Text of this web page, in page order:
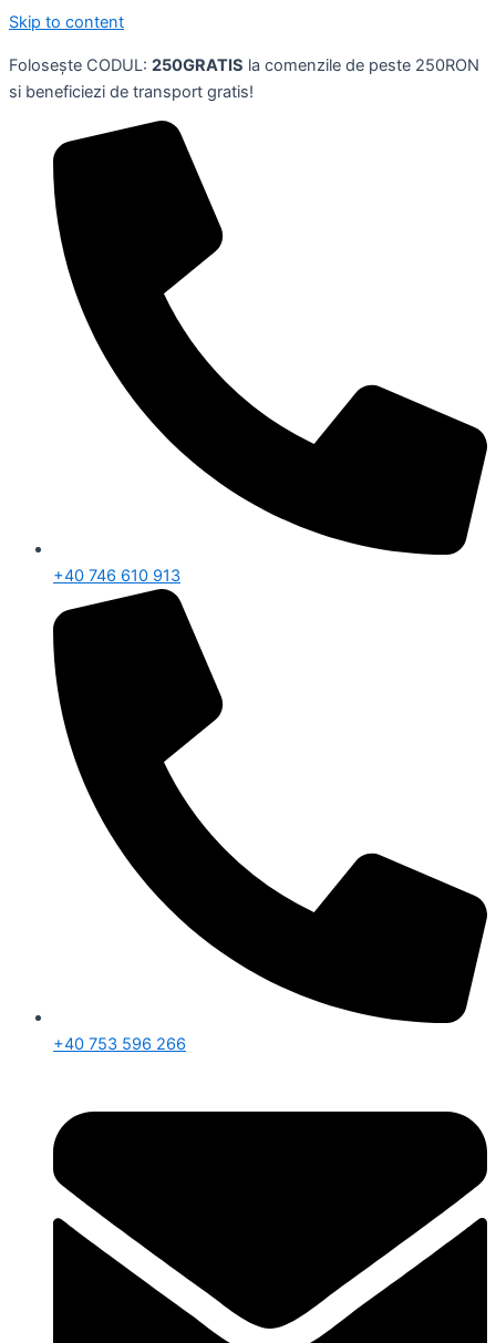
Skip to content
Folosește CODUL: 250GRATIS la comenzile de peste 250RON
si beneficiezi de transport gratis!
+40 746 610 913
+40 753 596 266